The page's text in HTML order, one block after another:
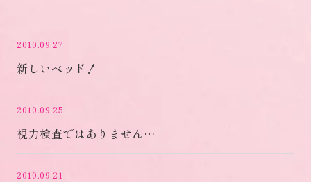
2010.09.27
新しいベッド！
2010.09.25
視力検査ではありません…
2010.09.21